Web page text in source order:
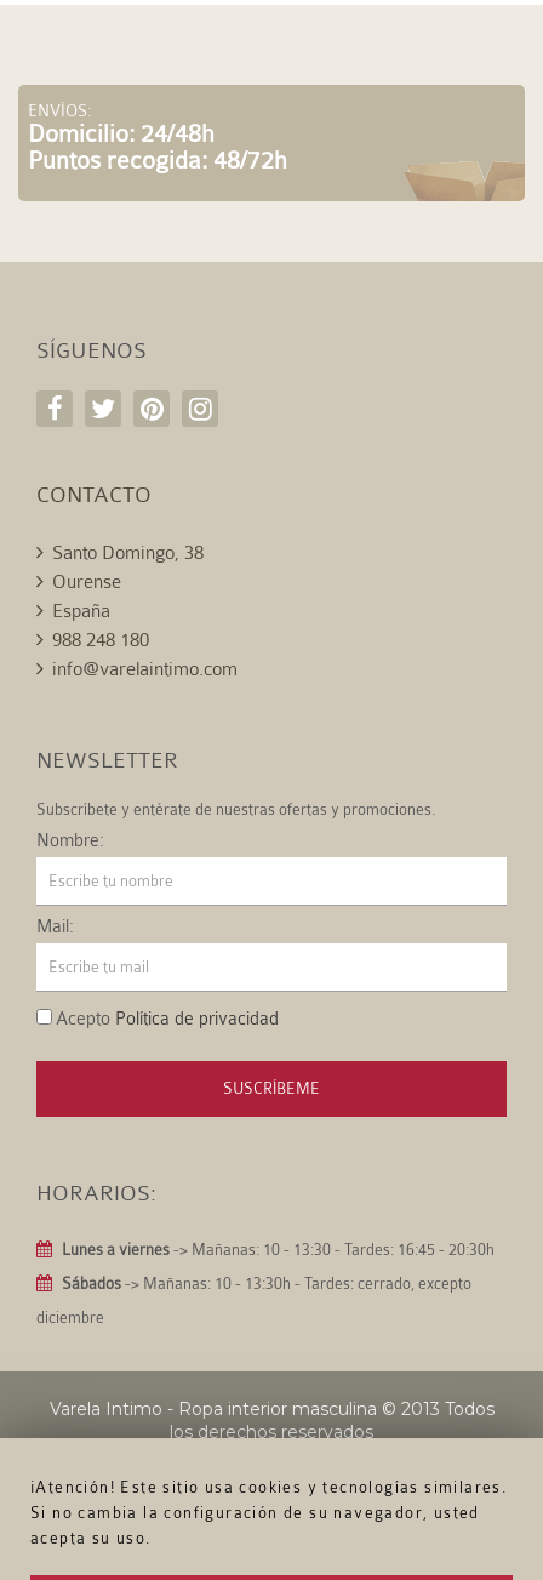
¡Atención! Este sitio usa cookies y tecnologías similares.
Si no cambia la configuración de su navegador, usted
acepta su uso.
ENVÍOS:
Domicilio: 24/48h
Puntos recogida: 48/72h
SÍGUENOS
CONTACTO
Santo Domingo, 38
Ourense
España
988 248 180
info@varelaintimo.com
NEWSLETTER
Subscríbete y entérate de nuestras ofertas y promociones.
Nombre:
Mail:
Acepto Política de privacidad
SUSCRÍBEME
HORARIOS:
Lunes a viernes -> Mañanas: 10 - 13:30 - Tardes: 16:45 - 20:30h
Sábados -> Mañanas: 10 - 13:30h - Tardes: cerrado, excepto
diciembre
Varela Intimo - Ropa interior masculina © 2013 Todos
los derechos reservados